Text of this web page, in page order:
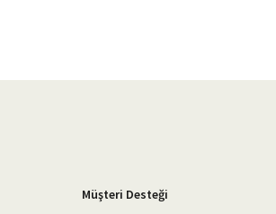
Müşteri Desteği